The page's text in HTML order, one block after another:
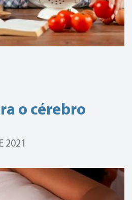
o cérebro
2021